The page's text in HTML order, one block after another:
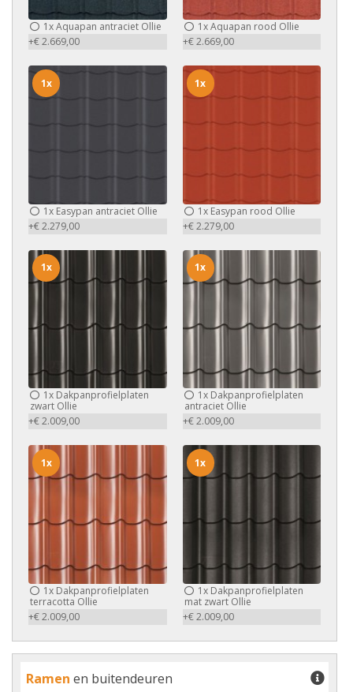
1xAquapan antraciet Ollie
+€ 2.669,00
1xAquapan rood Ollie
+€ 2.669,00
1x Easypan antraciet Ollie
+€ 2.279,00
1x
1xEasypan rood Ollie
+€ 2.279,00
1x
1x Dakpanprofielplaten
zwart Ollie
+€ 2.009,00
1x
1xDakpanprofielplaten
antraciet Ollie
+€ 2.009,00
1x
1x Dakpanprofielplaten
terracotta Ollie
+€ 2.009,00
1x
1xDakpanprofielplaten
mat zwart Ollie
+€ 2.009,00
1x
Ramen en buitendeuren